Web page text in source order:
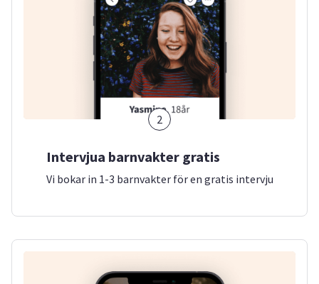
2
Intervjua barnvakter gratis
Vi bokar in 1-3 barnvakter för en gratis intervju